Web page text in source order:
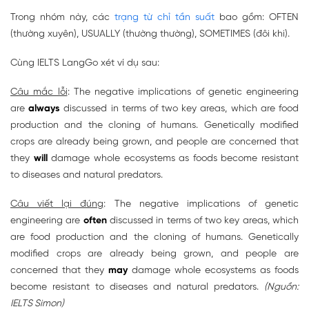
Trong nhóm này, các trạng từ chỉ tần suất bao gồm: OFTEN
(thường xuyên), USUALLY (thường thường), SOMETIMES (đôi khi).
Cùng IELTS LangGo xét ví dụ sau:
Câu mắc lỗi: The negative implications of genetic engineering
arealways discussed in terms of two key areas, which are food
production and the cloning of humans. Genetically modified
crops are already being grown, and people are concerned that
they willdamage whole ecosystems as foods become resistant
to diseases and natural predators.
Câu viết lại đúng: The negative implications of genetic
engineering are often discussed in terms of two key areas, which
are food production and the cloning of humans. Genetically
modified crops are already being grown, and people are
concerned that they may damage whole ecosystems as foods
become resistant to diseases and natural predators. (Nguồn:
IELTS Simon)